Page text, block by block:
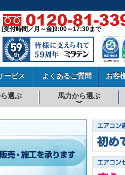
[受付時間／月～金]9:00～17:30まで
ービス よくあるご質問 お客
選ぶ 馬力から選ぶ